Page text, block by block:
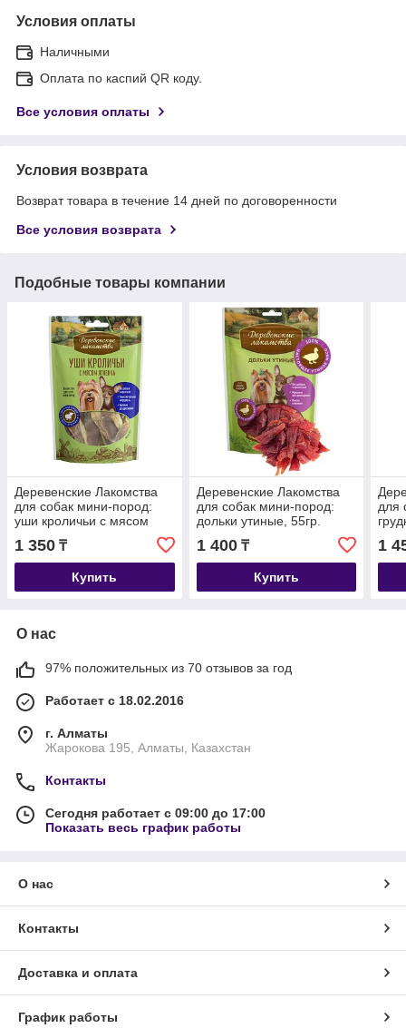
Условия оплаты
Наличными
Оплата по каспий QR коду.
Все условия оплаты
Условия возврата
Возврат товара в течение 14 дней по договоренности
Все условия возврата
Подобные товары компании
Деревенские Лакомства
для собак мини-пород:
уши кроличьи с мясом
ягнёнка, 55гр.
1 350 ₸
Купить
Деревенские Лакомства
для собак мини-пород:
дольки утиные, 55гр.
1 400₸
Купить
для
1
О нас
97% положительных из 70 отзывов за год
Работает с 18.02.2016
г. Алматы
Жарокова 195, Алматы, Казахстан
Контакты
Сегодня работает с 09:00 до 17:00
Показать весь график работы
О нас
Контакты
Доставка и оплата
График работы